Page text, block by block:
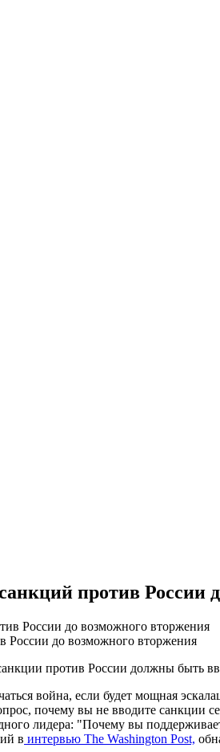
против России
России до возможного вторжения
против России должны быть
война, если будет мощная
почему вы не вводите
лидера: "Почему вы
в интервью The Washington Post,